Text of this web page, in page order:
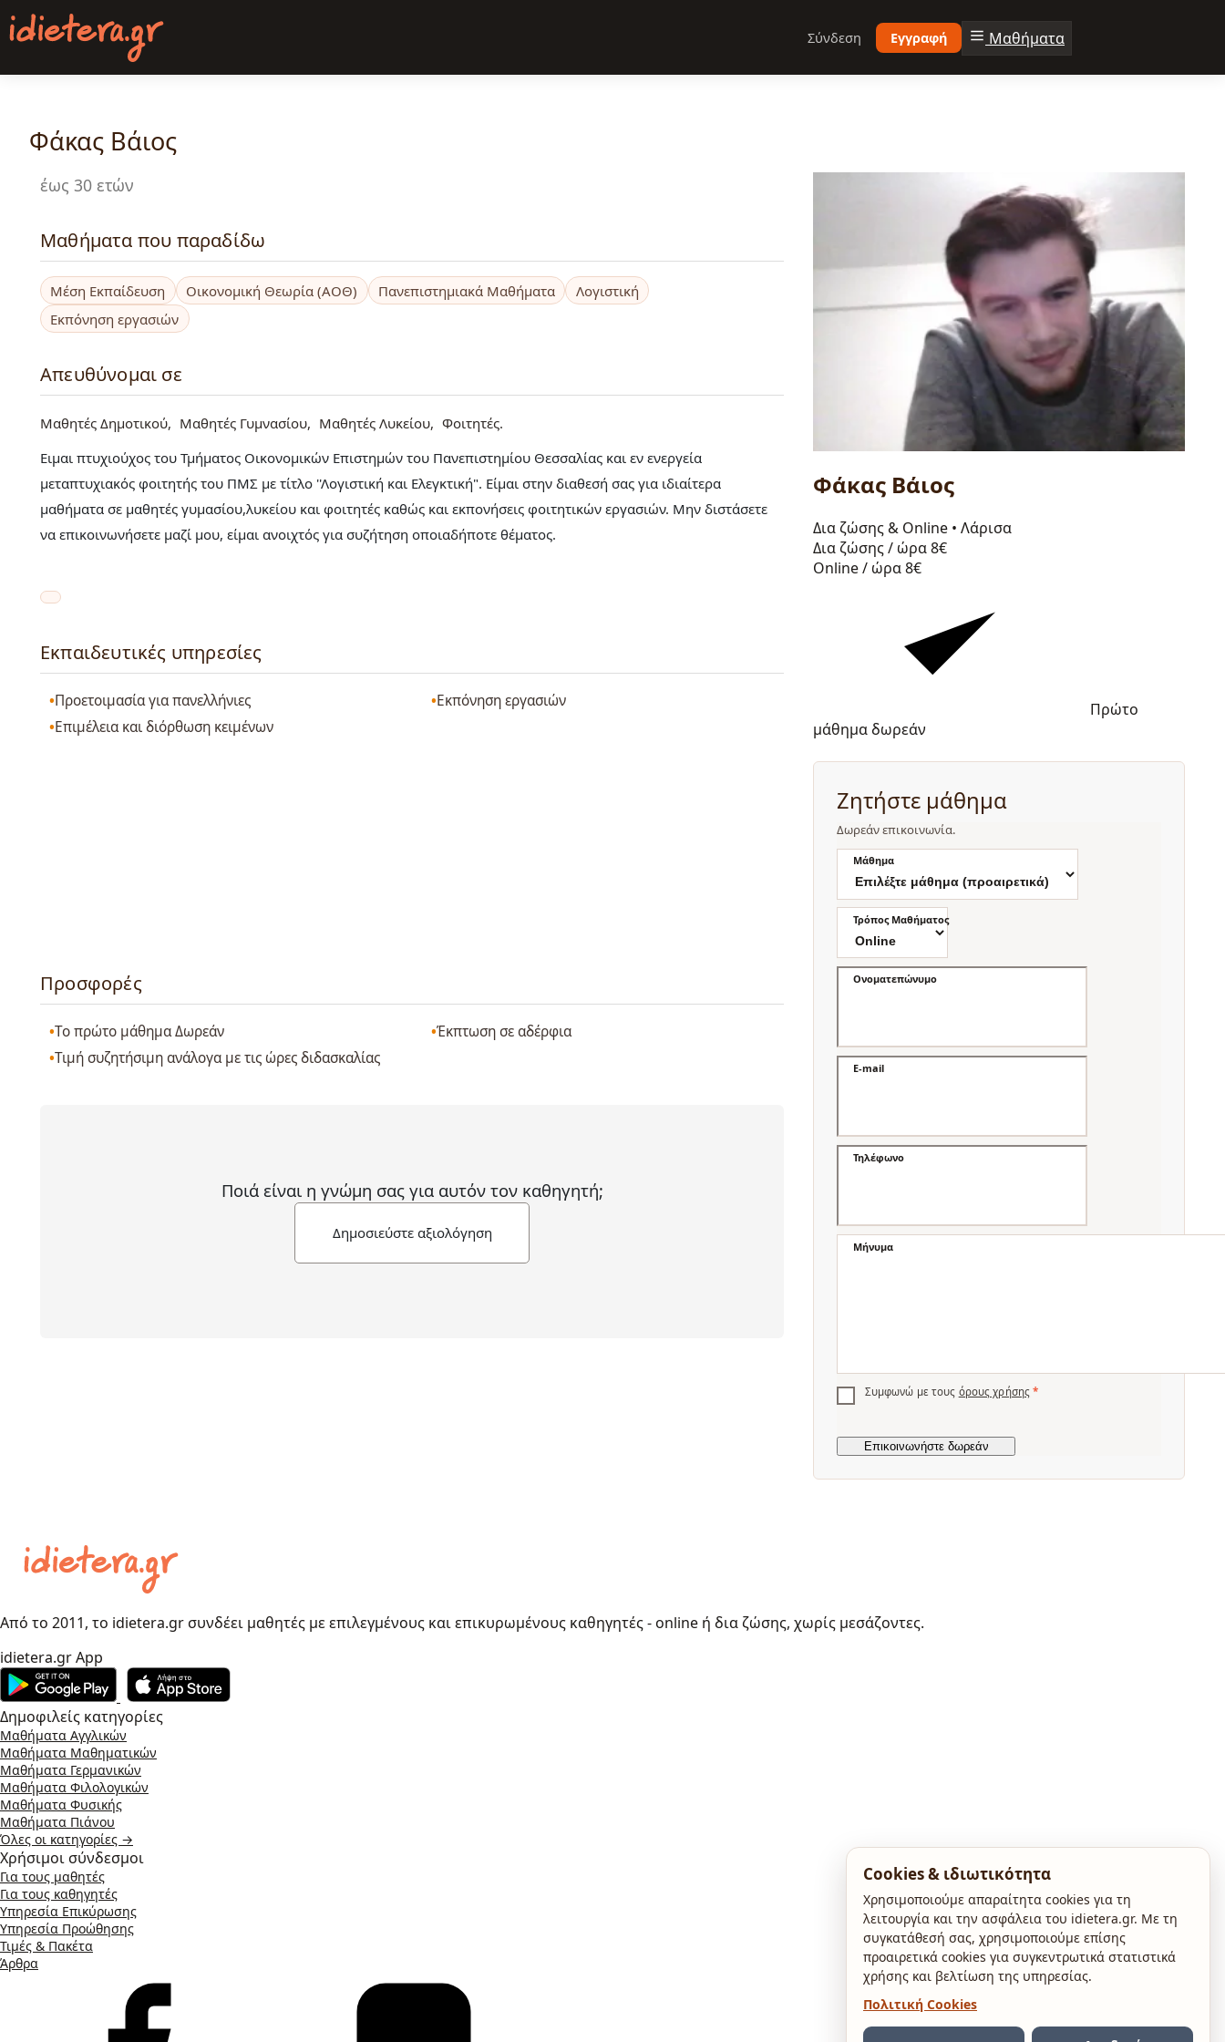
Παράκαμψη
προς
κυρίως
Σύνδεση Εγγραφή Μαθήματα
Φάκας Βάιος
έως 30 ετών
Μαθήματα που παραδίδω
Μέση Εκπαίδευση Οικονομική Θεωρία (ΑΟΘ) Πανεπιστημιακά Μαθήματα
Λογιστική
Εκπόνηση εργασιών
Απευθύνομαι σε
Μαθητές Δημοτικού Μαθητές Γυμνασίου Μαθητές Λυκείου
Φοιτητές
Ειμαι πτυχιούχος του Τμήματος Οικονομικών Επιστημών του Πανεπιστημίου Θεσσαλίας και εν ενεργεία
μεταπτυχιακός φοιτητής του ΠΜΣ με τίτλο ''Λογιστική και Ελεγκτική". Είμαι στην διαθεσή σας για ιδιαίτερα
μαθήματα σε μαθητές γυμασίου,λυκείου και φοιτητές καθώς και εκπονήσεις φοιτητικών εργασιών. Μην διστάσετε
να επικοινωνήσετε μαζί μου, είμαι ανοιχτός για συζήτηση οποιαδήποτε θέματος.
Εκπαιδευτικές υπηρεσίες
Προετοιμασία για πανελλήνιες
Εκπόνηση εργασιών
Επιμέλεια και διόρθωση κειμένων
Προσφορές
Το πρώτο μάθημα Δωρεάν
Έκπτωση σε αδέρφια
Τιμή συζητήσιμη ανάλογα με τις ώρες διδασκαλίας
Ποιά είναι η γνώμη σας για αυτόν τον καθηγητή;
Δημοσιεύστε αξιολόγηση
Φάκας Βάιος
Δια ζώσης & Online • Λάρισα
Δια ζώσης / ώρα8€
Online / ώρα8€
Πρώτο
μάθημα δωρεάν
Ζητήστε μάθημα
Δωρεάν επικοινωνία.
Μάθημα
Τρόπος Μαθήματος
Ονοματεπώνυμο
E-mail
Τηλέφωνο
Μήνυμα
Συμφωνώ με τους όρους χρήσης *
Από το 2011, το idietera.gr συνδέει μαθητές με επιλεγμένους και επικυρωμένους καθηγητές - online ή δια ζώσης, χωρίς μεσάζοντες.
idietera.gr App
Δημοφιλείς κατηγορίες
Μαθήματα Αγγλικών
Μαθήματα Μαθηματικών
Μαθήματα Γερμανικών
Μαθήματα Φιλολογικών
Μαθήματα Φυσικής
Μαθήματα Πιάνου
Όλες οι κατηγορίες →
Χρήσιμοι σύνδεσμοι
Για τους μαθητές
Για τους καθηγητές
Υπηρεσία Επικύρωσης
Υπηρεσία Προώθησης
Τιμές & Πακέτα
Άρθρα
Cookies & ιδιωτικότητα
Χρησιμοποιούμε απαραίτητα cookies για τη
λειτουργία και την ασφάλεια του idietera.gr. Με τη
συγκατάθεσή σας, χρησιμοποιούμε επίσης
προαιρετικά cookies για συγκεντρωτικά στατιστικά
χρήσης και βελτίωση της υπηρεσίας.
Πολιτική Cookies